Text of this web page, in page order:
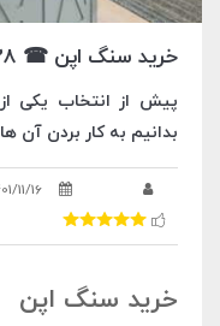
خرید سنگ اپن ☎ 09121030828
پیش از انتخاب یکی
بدانیم به کار بردن آن
11/16
خرید سنگ اپن